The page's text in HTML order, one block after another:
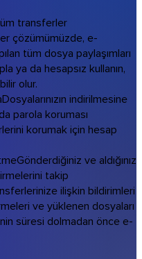
transferler
çözümümüzde, e-
tüm dosya paylaşımları
ya da hesapsız kullanın,
olur.
Dosyalarınızın indirilmesine
parola koruması
korumak için hesap
Gönderdiğiniz ve aldığınız
takip
ilişkin bildirimleri
ve yüklenen dosyaları
süresi dolmadan önce e-